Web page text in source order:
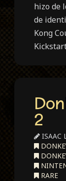
hizo de
de
Kong
2
ISAAC
RARE